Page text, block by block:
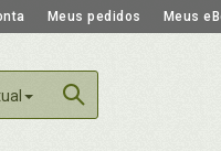
Meus pedidos Meus